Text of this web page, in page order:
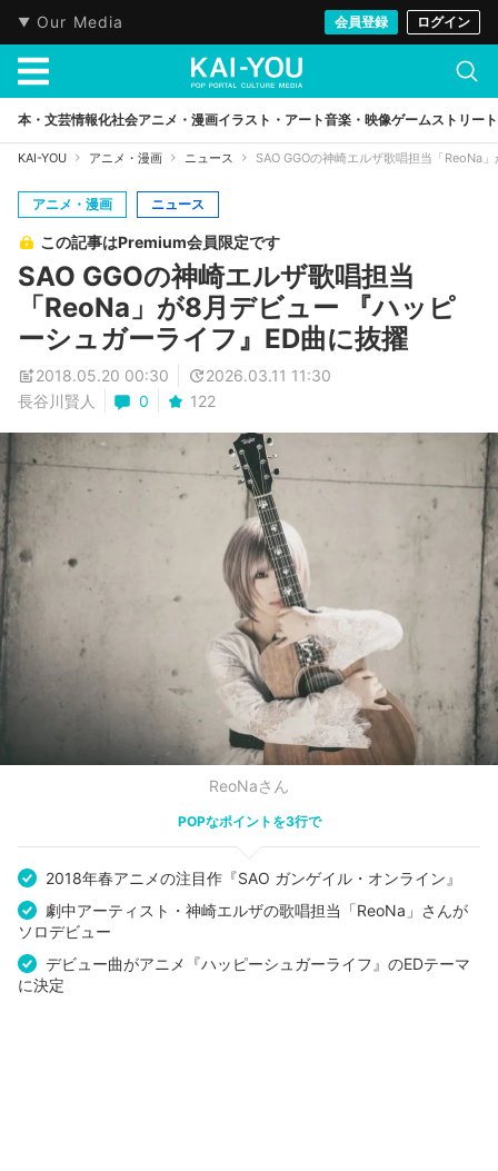
Our Media 会員登録 ログイン
本・文芸情報化社会アニメ・漫画イラスト・アート音楽・映像ゲームストリート
KAI-YOU アニメ・漫画 ニュース SAO GGOの神崎エルザ歌唱担当「ReoNa
アニメ・漫画 ニュース
この記事はPremium会員限定です
SAO GGOの神崎エルザ歌唱担当
「ReoNa」が8月デビュー 『ハッピ
ーシュガーライフ』ED曲に抜擢
2018.05.20 00:30
2026.03.11 11:30
長谷川賢人
0 122
ReoNaさん
POPなポイントを3行で
2018年春アニメの注目作『SAO ガンゲイル・オンライン』
劇中アーティスト・神崎エルザの歌唱担当「ReoNa」さんが
ソロデビュー
デビュー曲がアニメ『ハッピーシュガーライフ』のEDテーマ
に決定